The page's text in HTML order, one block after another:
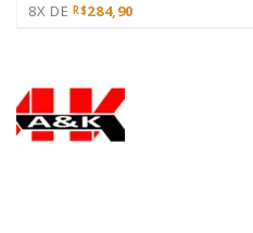
8X DE R$284,90